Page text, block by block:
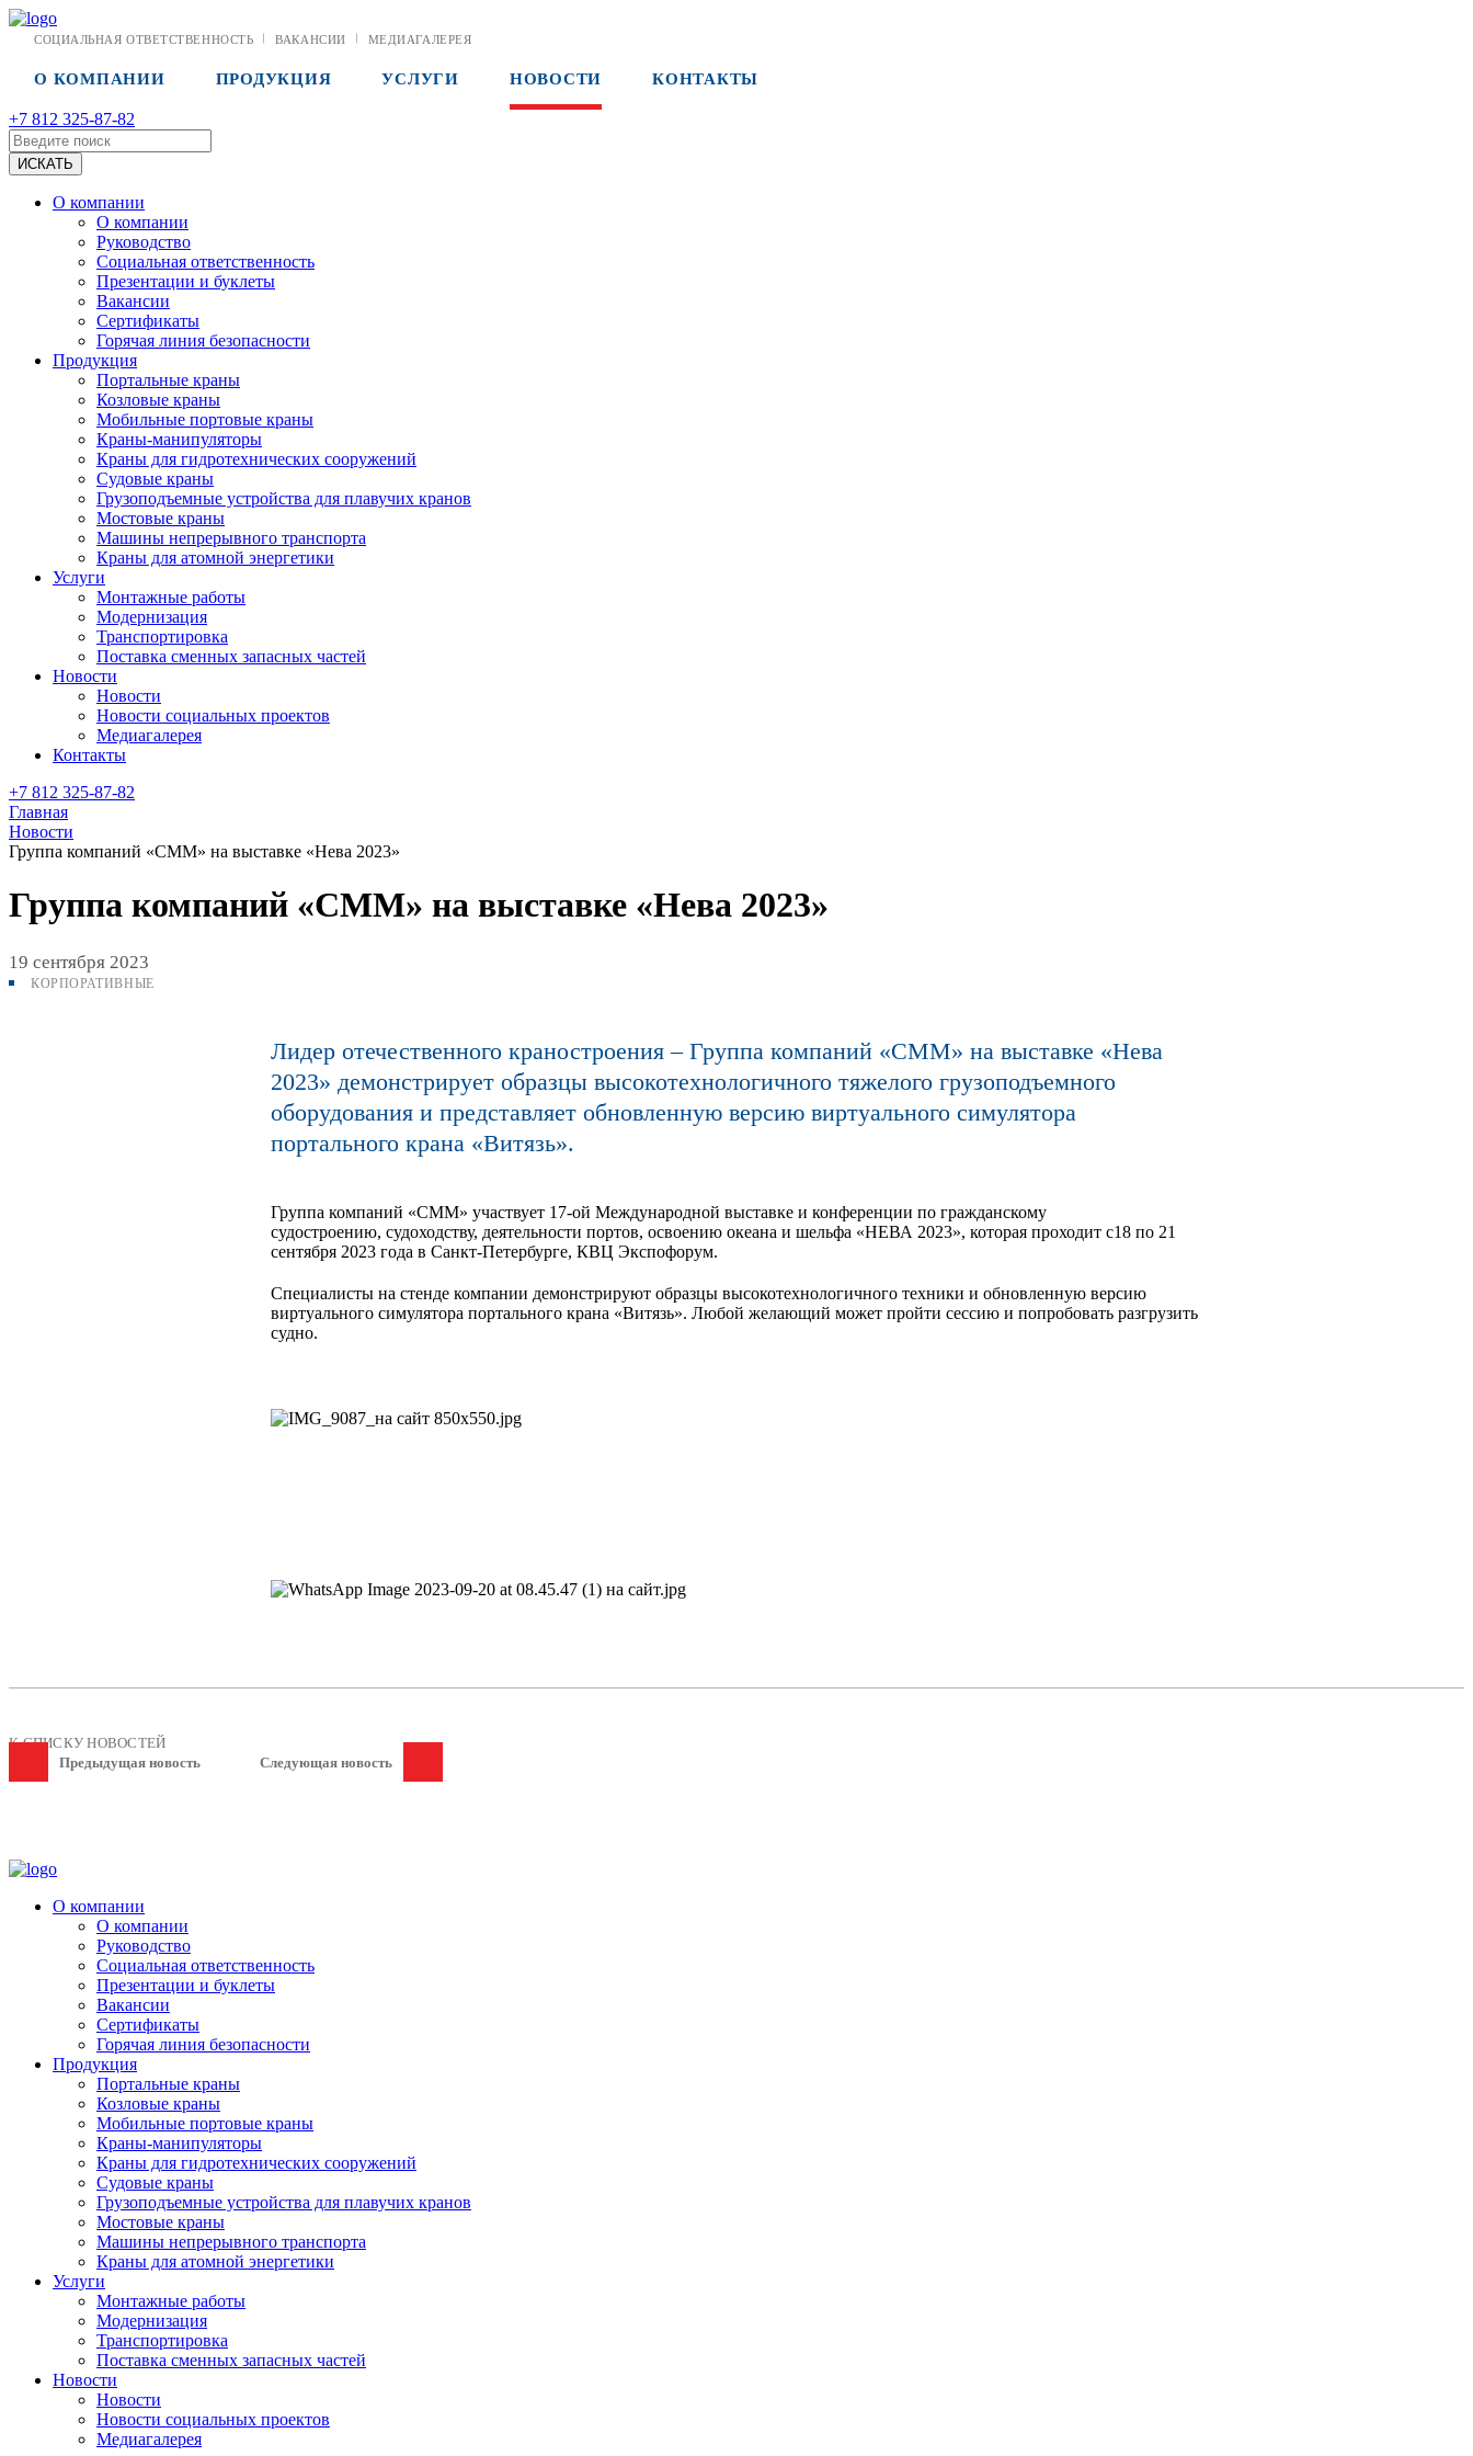
СОЦИАЛЬНАЯ ОТВЕТСТВЕННОСТЬ ВАКАНСИИ МЕДИАГАЛЕРЕЯ
О КОМПАНИИ ПРОДУКЦИЯ УСЛУГИ НОВОСТИ КОНТАКТЫ
+7 812 325-87-82
О компании
О компании
Руководство
Социальная ответственность
Презентации и буклеты
Вакансии
Сертификаты
Горячая линия безопасности
Продукция
Портальные краны
Козловые краны
Мобильные портовые краны
Краны-манипуляторы
Краны для гидротехнических сооружений
Судовые краны
Грузоподъемные устройства для плавучих кранов
Мостовые краны
Машины непрерывного транспорта
Краны для атомной энергетики
Услуги
Монтажные работы
Модернизация
Транспортировка
Поставка сменных запасных частей
Новости
Новости
Новости социальных проектов
Медиагалерея
Контакты
+7 812 325-87-82
Главная
Новости
Группа компаний «СММ» на выставке «Нева 2023»
Группа компаний «СММ» на выставке «Нева 2023»
19 сентября 2023
КОРПОРАТИВНЫЕ
Лидер отечественного краностроения – Группа компаний «СММ» на выставке «Нева
2023» демонстрирует образцы высокотехнологичного тяжелого грузоподъемного
оборудования и представляет обновленную версию виртуального симулятора
портального крана «Витязь».
Группа компаний «СММ» участвует 17-ой Международной выставке и конференции по гражданскому
судостроению, судоходству, деятельности портов, освоению океана и шельфа «НЕВА 2023», которая проходит с18 по 21
сентября 2023 года в Санкт-Петербурге, КВЦ Экспофорум.
Специалисты на стенде компании демонстрируют образцы высокотехнологичного техники и обновленную версию
виртуального симулятора портального крана «Витязь». Любой желающий может пройти сессию и попробовать разгрузить
судно.
К СПИСКУ НОВОСТЕЙ
Предыдущая новость
Следующая новость
О компании
О компании
Руководство
Социальная ответственность
Презентации и буклеты
Вакансии
Сертификаты
Горячая линия безопасности
Продукция
Портальные краны
Козловые краны
Мобильные портовые краны
Краны-манипуляторы
Краны для гидротехнических сооружений
Судовые краны
Грузоподъемные устройства для плавучих кранов
Мостовые краны
Машины непрерывного транспорта
Краны для атомной энергетики
Услуги
Монтажные работы
Модернизация
Транспортировка
Поставка сменных запасных частей
Новости
Новости
Новости социальных проектов
Медиагалерея